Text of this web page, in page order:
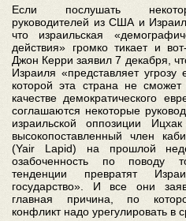
Если послушать
руководителей из США и
что израильская
действия» громко тикает и
Джон Керри заявил 7 декабря,
Израиля «представляет
которой эта страна не
качестве демократического
соглашаются некоторые
израильской оппозиции
высокопоставленный член
(Yair Lapid) на прошлой
озабоченность по поводу
тенденции превратят
государство». И все они
главная причина, по
конфликт надо урегулировать в